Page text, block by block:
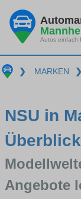
Autos einfach
❯ MARKEN ❯
NSU in
Überblick
Angebote